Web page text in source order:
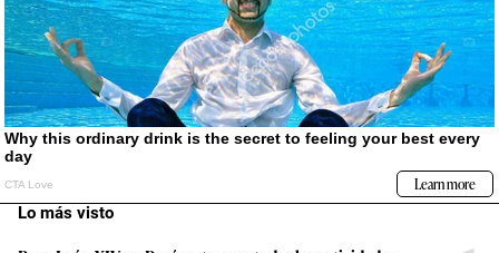
Lo más visto